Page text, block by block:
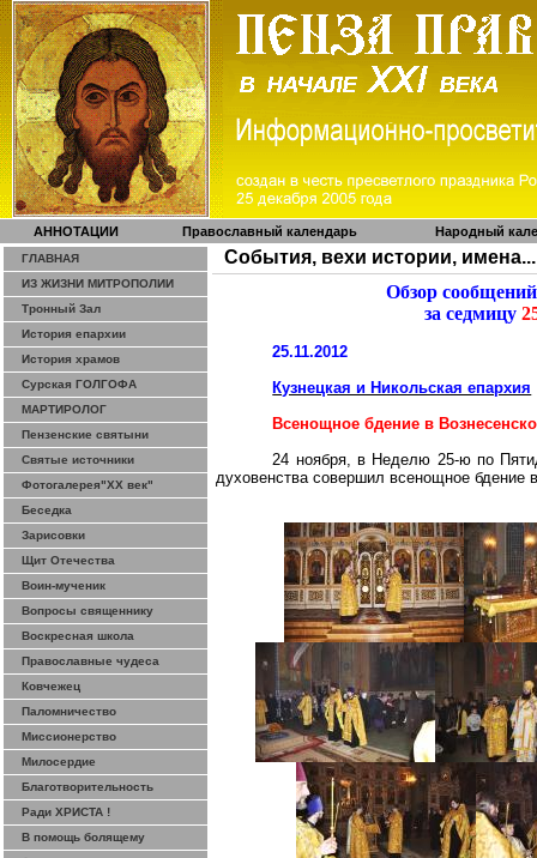
АННОТАЦИИ Православный календарь Народный
ГЛАВНАЯ
ИЗ ЖИЗНИ МИТРОПОЛИИ
Тронный Зал
История епархии
История храмов
Сурская ГОЛГОФА
МАРТИРОЛОГ
Пензенские святыни
Святые источники
Фотогалерея"ХХ век"
Беседка
Зарисовки
Щит Отечества
Воин-мученик
Вопросы священнику
Воскресная школа
Православные чудеса
Ковчежец
Паломничество
Миссионерство
Милосердие
Благотворительность
Ради ХРИСТА !
В помощь болящему
События, вехи истории, имена...
Обзор
за седмицу
25.11.2012
Кузнецкая и Никольская епархия
Всенощное бдение в
24 ноября, в Неделю 25-ю по
духовенства совершил всенощное бдение